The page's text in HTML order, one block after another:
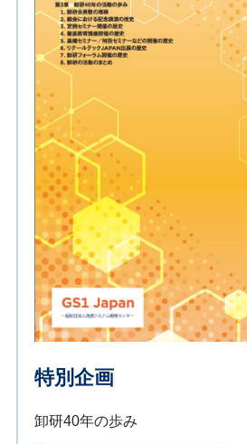
特別企画
卸研40年の歩み